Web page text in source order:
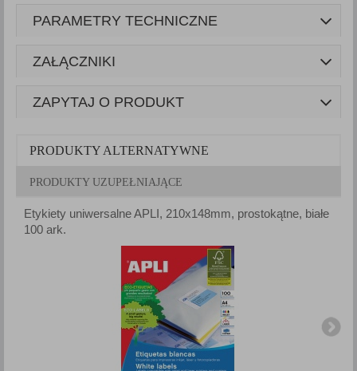
PARAMETRY TECHNICZNE
ZAŁĄCZNIKI
ZAPYTAJ O PRODUKT
PRODUKTY ALTERNATYWNE
PRODUKTY UZUPEŁNIAJĄCE
Etykiety uniwersalne APLI, 210x148mm, prostokątne, białe
100 ark.